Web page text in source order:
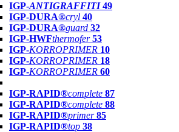
IGP-ANTIGRAFFITI49
IGP-DURA®cryl 40
IGP-DURA®guard 32
IGP-HWFthermofer 53
IGP-KORROPRIMER 10
IGP-KORROPRIMER 18
IGP-KORROPRIMER 60
IGP-RAPID®complete 87
IGP-RAPID®complete 88
IGP-RAPID®primer 85
IGP-RAPID®top 38